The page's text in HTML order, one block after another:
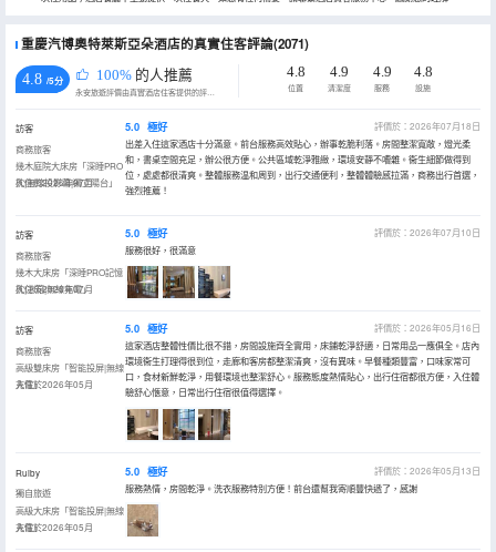
重慶汽博奧特萊斯亞朵酒店的真實住客評論(2071)
4.8 /5分 100% 的人推薦
永安旅遊評價由真實酒店住客提供的評價。
4.8
位置
4.9
清潔度
4.9
服務
4.8
設施
訪客
商務旅客
幾木庭院大床房「深睡PRO
枕|無線投影幕|獨立陽台」
入住於2026年07月
5.0 極好
評價於：2026年07月18日
出差入住這家酒店十分滿意。前台服務高效貼心，辦事乾脆利落。房間整潔寬敞，燈光柔
和，書桌空間充足，辦公很方便。公共區域乾淨雅緻，環境安靜不嘈雜。衞生細節做得到
位，處處都很清爽。整體服務温和周到，出行交通便利，整體體驗感拉滿，商務出行首選，
強烈推薦！
訪客
商務旅客
幾木大床房「深睡PRO記憶
枕|冰箱|無線充電」
入住於2026年07月
5.0 極好
評價於：2026年07月10日
服務很好，很滿意
訪客
商務旅客
高級雙床房「智能投屏|無線
充電」
入住於2026年05月
5.0 極好
評價於：2026年05月16日
這家酒店整體性價比很不錯，房間設施齊全實用，床鋪乾淨舒適，日常用品一應俱全。店內
環境衞生打理得很到位，走廊和客房都整潔清爽，沒有異味。早餐種類豐富，口味家常可
口，食材新鮮乾淨，用餐環境也整潔舒心。服務態度熱情貼心，出行住宿都很方便，入住體
驗舒心愜意，日常出行住宿很值得選擇。
Ruiby
獨自旅遊
高級大床房「智能投屏|無線
充電」
入住於2026年05月
5.0 極好
評價於：2026年05月13日
服務熱情，房間乾淨。洗衣服務特別方便！前台還幫我寄順豐快遞了，感謝